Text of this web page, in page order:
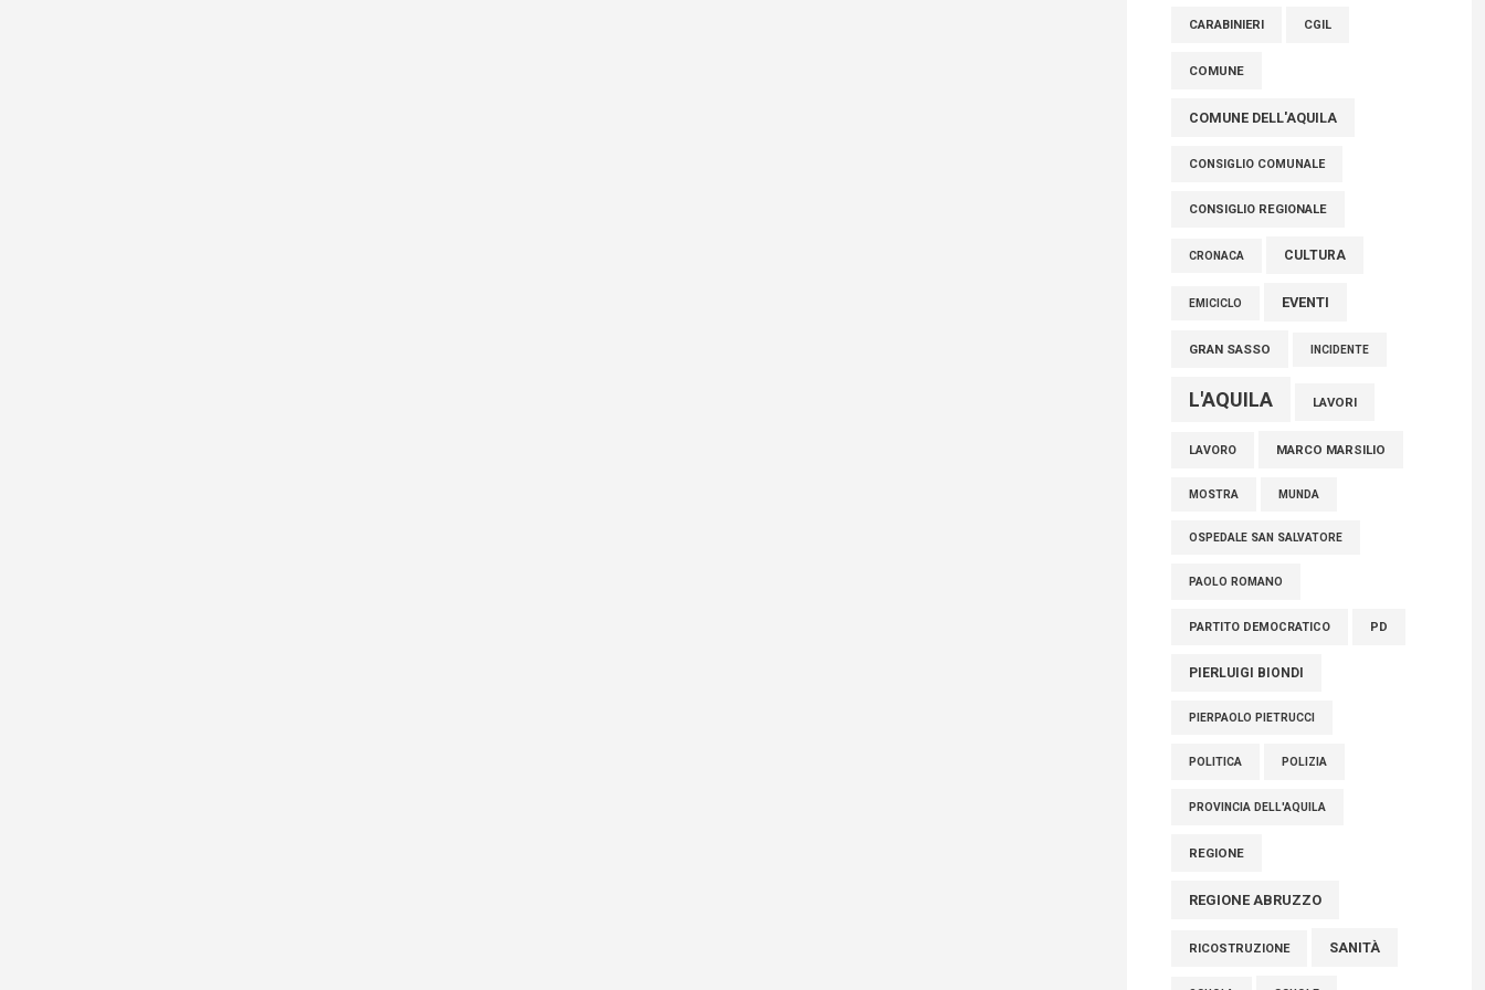
06 Agosto 2026
CARABINIERI CGIL
COMUNE
COMUNE DELL'AQUILA
CONSIGLIO COMUNALE
CONSIGLIO REGIONALE
CRONACA CULTURA
EMICICLO EVENTI
GRAN SASSO INCIDENTE
L'AQUILA LAVORI
LAVORO MARCO MARSILIO
MOSTRA MUNDA
OSPEDALE SAN SALVATORE
PAOLO ROMANO
PARTITO DEMOCRATICO PD
PIERLUIGI BIONDI
PIERPAOLO PIETRUCCI
POLITICA POLIZIA
PROVINCIA DELL'AQUILA
REGIONE
REGIONE ABRUZZO
RICOSTRUZIONE SANITÀ